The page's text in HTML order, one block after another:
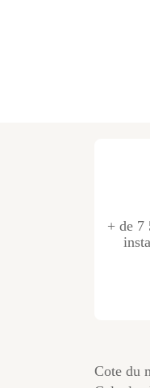
+ de 7
Cote du